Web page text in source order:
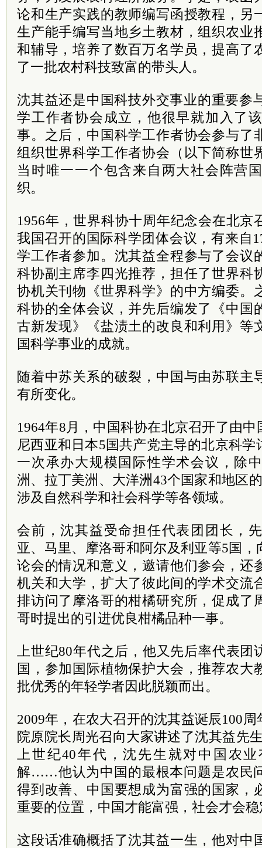
论和生产实践的教师编写函授教程，另
生产能手编写当地乡土教材，组织农业
和辅导，培养了数百万名学员，提高了
了一批农村科技致富的带头人。
沈其益还是中国科技外交事业的重要参
学工作者协会成立，他很早就加入了
事。之后，中国科学工作者协会参与了
组织世界科学工作者协会（以下简称世
当时唯一一个包含来自两大社会阵营
织。
1956年，世界科协十周年纪念会在北京
我国召开的国际科学团体会议，有来自
学工作者参加。沈其益全程参与了会议
科协副主席李四光推荐，担任了世界科
协机关刊物《世界科学》的中方编委。
科协的全体会议，并先后编发了《中国
古新发现》《盐渍土的改良和利用》等
国科学事业的成就。
随着中苏关系的破裂，中国与由苏联主
有所变化。
1964年8月，中国科协在北京召开了由
尼西亚和日本5国共产党主导的北京科学
一次承办大规模国际性学术会议，除
洲、拉丁美洲、大洋洲43个国家和地区
涉及自然科学和社会科学等各领域。
会前，沈其益受命担任代表团团长，
亚、马里、摩洛哥和阿尔及利亚等5国
论会的情况和意义，邀请他们参会，还
机关和大学，扩大了彼此间的学术交流
排访问了摩洛哥的柑橘研究所，促成了
哥时提出的引进优良柑橘品种一事。
上世纪80年代之后，他又先后率代表
国，参加国际植物保护大会，推荐农大
批优秀的年轻学者因此脱颖而出。
2009年，在农大召开的沈其益诞辰100
院原院长周光召向大家讲述了沈其益先
上世纪40年代，沈先生就对中国农
解……他认为中国的最根本问题是农民
得到改善、中国要想成为富强的国家，
重要的位置，中国才能富强，社会才会稳
这段话准确概括了沈其益一生，他对中